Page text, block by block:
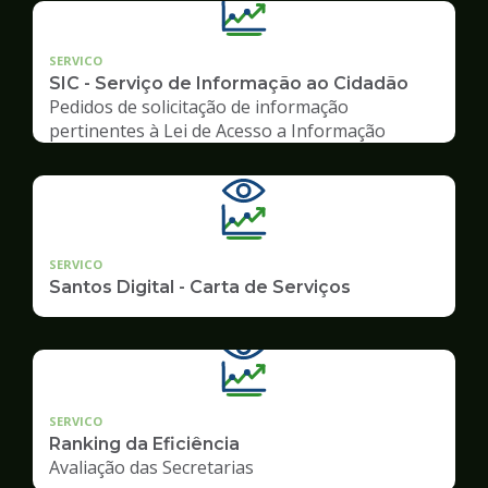
SERVICO
SIC - Serviço de Informação ao Cidadão
Pedidos de solicitação de informação
pertinentes à Lei de Acesso a Informação
SERVICO
Santos Digital - Carta de Serviços
SERVICO
Ranking da Eficiência
Avaliação das Secretarias